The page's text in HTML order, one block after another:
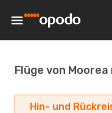
Flüge von
Hin- und